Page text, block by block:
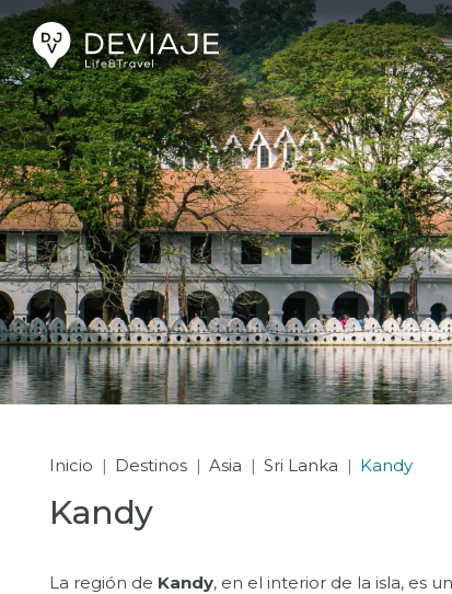
Inicio Destinos Asia Sri Lanka Kandy
Kandy
La región de Kandy, en el interior de la isla, es